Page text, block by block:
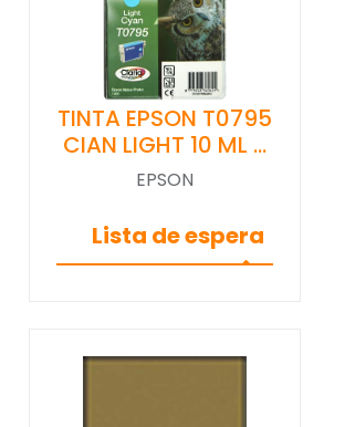
TINTA EPSON T0795
CIAN LIGHT 10 ML …
EPSON
Lista de espera